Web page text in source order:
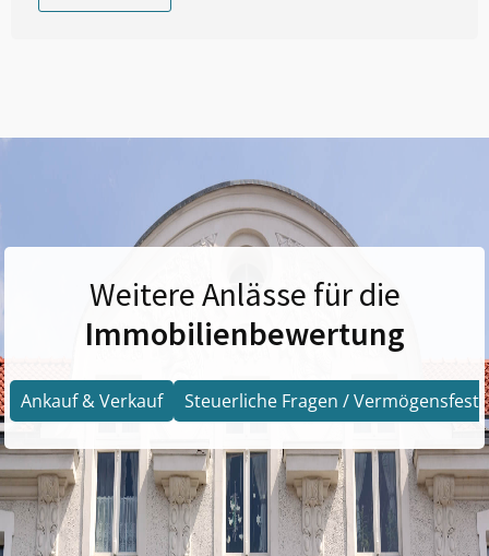
Weitere Anlässe für die
Immobilienbewertung
Ankauf & Verkauf Steuerliche Fragen /